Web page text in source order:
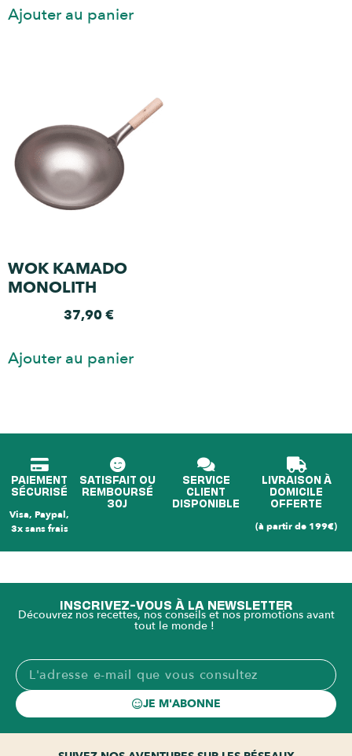
Ajouter au panier
WOK KAMADO
MONOLITH
37,90€
Ajouter au panier
PAIEMENT
SÉCURISÉ
Visa, Paypal,
3x sans frais
SATISFAIT OU
REMBOURSÉ
30J
SERVICE
CLIENT
DISPONIBLE
LIVRAISON À
DOMICILE
OFFERTE
(à partir de 199€)
INSCRIVEZ-VOUS À LA NEWSLETTER
Découvrez nos recettes, nos conseils et nos promotions avant
tout le monde !
JE M'ABONNE